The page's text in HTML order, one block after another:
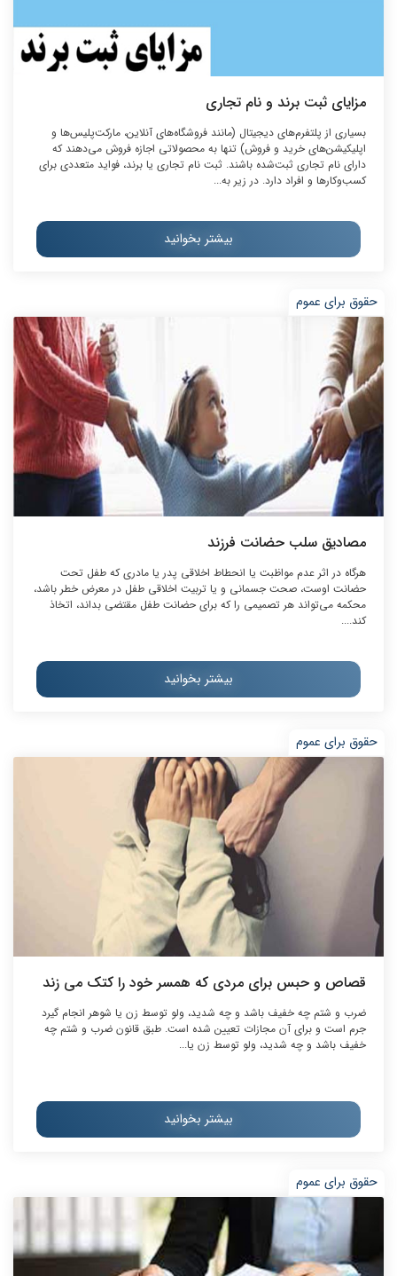
مزایای ثبت برند و نام تجاری
بسیاری از پلتفرم‌های دیجیتال (مانند فروشگاه‌های آنلاین، مارکت‌پلیس‌ها و
اپلیکیشن‌های خرید و فروش) تنها به محصولاتی اجازه فروش می‌دهند که
دارای نام تجاری ثبت‌شده باشند. ثبت نام تجاری یا برند، فواید متعددی برای
کسب‌وکار‌ها و افراد دارد. در زیر به...
بیشتر بخوانید
حقوق برای عموم
مصادیق سلب حضانت فرزند
هرگاه در اثر عدم مواظبت یا انحطاط اخلاقی پدر یا مادری که طفل تحت
حضانت اوست، صحت جسمانی و یا تربیت اخلاقی طفل در معرض خطر باشد،
محکمه می‌تواند هر تصمیمی را که برای حضانت طفل مقتضی بداند، اتخاذ
کند....
بیشتر بخوانید
حقوق برای عموم
قصاص و حبس برای مردی که همسر خود را کتک می زند
ضرب و شتم چه خفیف باشد و چه شدید، ولو توسط زن یا شوهر انجام گیرد
جرم است و برای آن مجازات تعیین شده است. طبق قانون ضرب و شتم چه
خفیف باشد و چه شدید، ولو توسط زن یا...
بیشتر بخوانید
حقوق برای عموم